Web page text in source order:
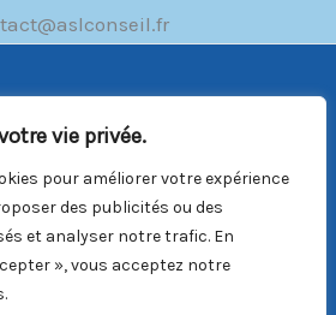
vie privée.
pour améliorer votre expérience
des publicités ou des
et analyser notre trafic. En
», vous acceptez notre
Conseil | Mentions Légales
: 9h00/18h00
80 46